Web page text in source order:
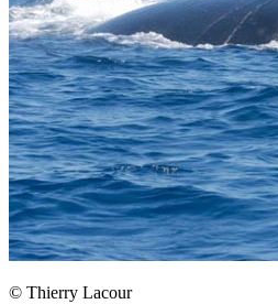
© Thierry Lacour